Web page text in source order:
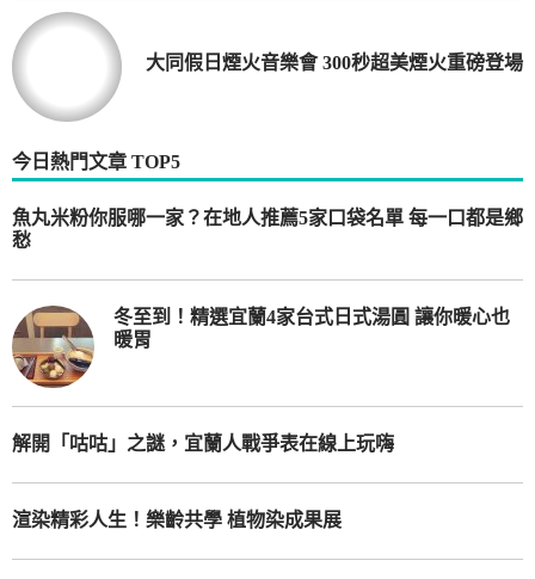
大同假日煙火音樂會 300秒超美煙火重磅登場
今日熱門文章 TOP5
魚丸米粉你服哪一家？在地人推薦5家口袋名單 每一口都是鄉
愁
冬至到！精選宜蘭4家台式日式湯圓 讓你暖心也
暖胃
解開「咕咕」之謎，宜蘭人戰爭表在線上玩嗨
渲染精彩人生！樂齡共學 植物染成果展